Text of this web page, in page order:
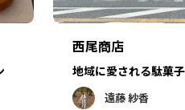
西尾商店
地域に愛される駄菓
遠藤 紗香